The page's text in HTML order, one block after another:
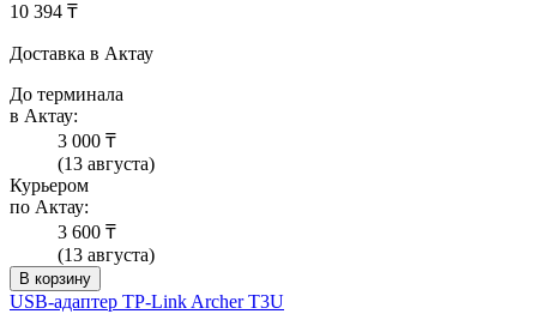
10 394 ₸
Доставка в Актау
До терминала
в Актау:
3 000 ₸
(13 августа)
Курьером
по Актау:
3 600 ₸
(13 августа)
В корзину
USB-адаптер TP-Link Archer T3U